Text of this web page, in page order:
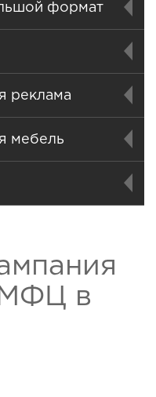
формат
реклама
мебель
МФЦ в